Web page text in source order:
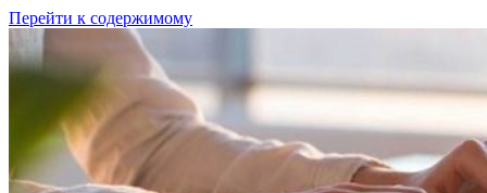
Перейти к содержимому